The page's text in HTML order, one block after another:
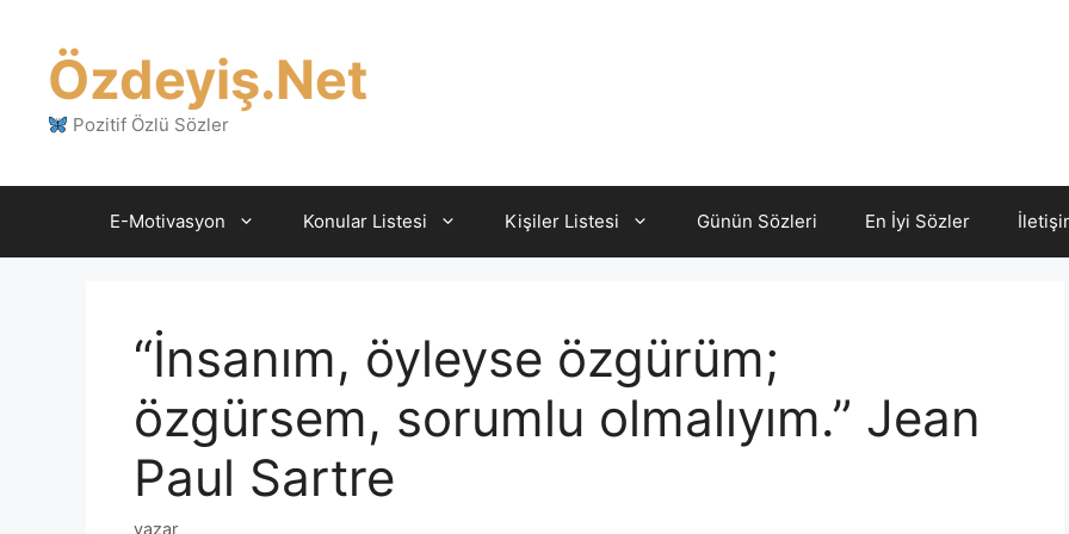
Özdeyiş.Net
Pozitif Özlü Sözler
E-Motivasyon Konular Listesi Kişiler Listesi Günün Sözleri En İyi Sözler
“İnsanım, öyleyse özgürüm;
özgürsem, sorumlu olmalıyım.” Jean
Paul Sartre
yazar